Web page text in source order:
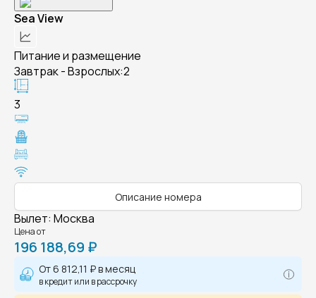
Sea View
Питание и размещение
Завтрак - Взрослых:2
3
Описание номера
Вылет: Москва
Цена от
196 188,69 ₽
От6 812,11 ₽в месяц
в кредит или в рассрочку